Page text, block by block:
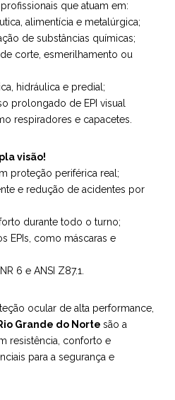
que atuam em:
alimentícia e metalúrgica;
de substâncias químicas;
corte, esmerilhamento ou
hidráulica e predial;
prolongado de EPI visual
respiradores e capacetes.
visão!
proteção periférica real;
e redução de acidentes por
durante todo o turno;
EPIs, como máscaras e
6 e ANSI Z87.1.
ocular de alta performance,
Grande do Norte são a
resistência, conforto e
para a segurança e